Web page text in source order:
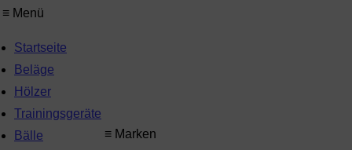
≡ Menü
Startseite
Beläge
Hölzer
Trainingsgeräte
Bälle
≡ Marken